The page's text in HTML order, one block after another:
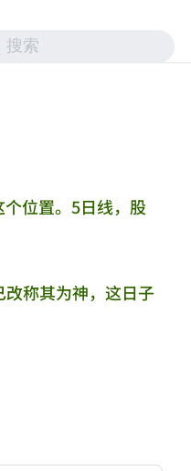
位置。5日线，股
称其为神，这日子